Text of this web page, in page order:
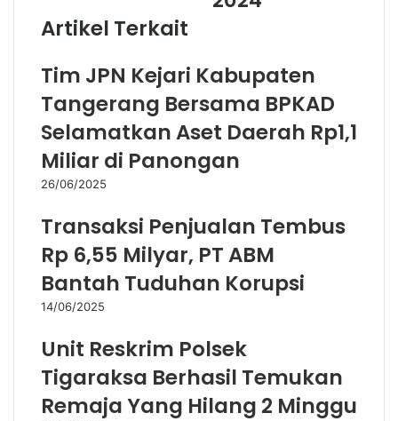
n
a
Artikel Terkait
Tim JPN Kejari Kabupaten
Tangerang Bersama BPKAD
Selamatkan Aset Daerah Rp1,1
Miliar di Panongan
26/06/2025
Transaksi Penjualan Tembus
Rp 6,55 Milyar, PT ABM
Bantah Tuduhan Korupsi
14/06/2025
Unit Reskrim Polsek
Tigaraksa Berhasil Temukan
Remaja Yang Hilang 2 Minggu